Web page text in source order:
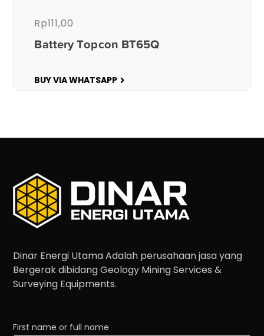
Battery Topcon BT65Q
Rp111,00
BUY VIA WHATSAPP
Dinar Energi Utama Adalah perusahaan jasa yang
Bergerak dibidang Geology Mining Services &
Surveying Equipments.
First name or full name